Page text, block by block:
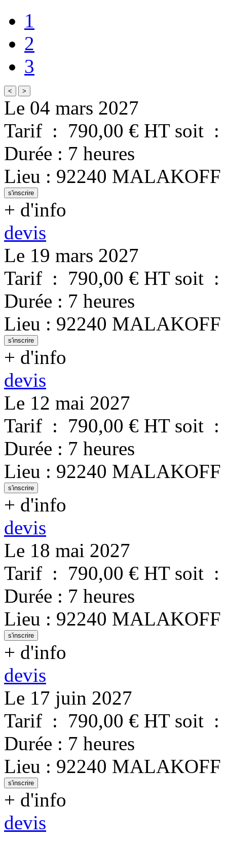
1
2
3
< >
Le 04 mars 2027
Tarif : 790,00 € HT soit :
Durée : 7 heures
Lieu : 92240 MALAKOFF
s'inscrire
+ d'info
devis
Le 19 mars 2027
Tarif : 790,00 € HT soit :
Durée : 7 heures
Lieu : 92240 MALAKOFF
s'inscrire
+ d'info
devis
Le 12 mai 2027
Tarif : 790,00 € HT soit :
Durée : 7 heures
Lieu : 92240 MALAKOFF
s'inscrire
+ d'info
devis
Le 18 mai 2027
Tarif : 790,00 € HT soit :
Durée : 7 heures
Lieu : 92240 MALAKOFF
s'inscrire
+ d'info
devis
Le 17 juin 2027
Tarif : 790,00 € HT soit :
Durée : 7 heures
Lieu : 92240 MALAKOFF
s'inscrire
+ d'info
devis